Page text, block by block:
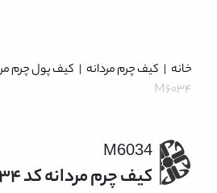
خانه | کیف چرم مردانه| کیف پول چرم
M6034
M6034
کیف چرم مردانه کد M6034